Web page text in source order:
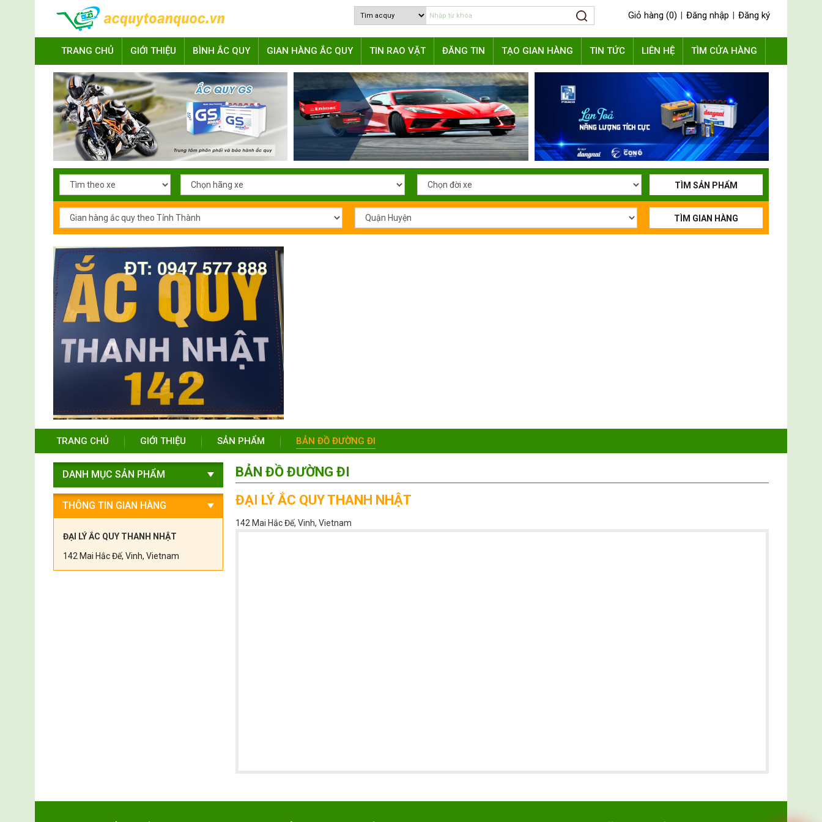
Giỏ hàng (0) Đăng nhập Đăng ký
TRANG CHỦ GIỚI THIỆU BÌNH ẮC QUY GIAN HÀNG ẮC QUY TIN RAO VẶT ĐĂNG TIN TẠO GIAN HÀNG TIN TỨC LIÊN HỆ TÌM CỬA HÀNG
TÌM SẢN PHẨM
TÌM GIAN HÀNG
TRANG CHỦ GIỚI THIỆU SẢN PHẨM BẢN ĐỒ ĐƯỜNG ĐI
DANH MỤC SẢN PHẨM
THÔNG TIN GIAN HÀNG
ĐẠI LÝ ẮC QUY THANH NHẬT
142 Mai Hắc Đế, Vinh, Vietnam
BẢN ĐỒ ĐƯỜNG ĐI
ĐẠI LÝ ẮC QUY THANH NHẬT
142 Mai Hắc Đế, Vinh, Vietnam